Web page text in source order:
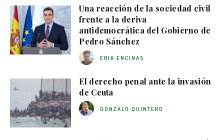
Una reacción de la sociedad civil
frente a la deriva
antidemocrática del Gobierno de
Pedro Sánchez
ERIK ENCINAS
El derecho penal ante la invasión
de Ceuta
GONZALO QUINTERO